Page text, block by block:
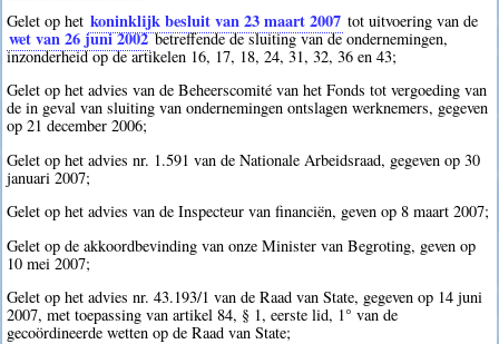
Gelet op het koninklijk besluit van 23 maart 2007 tot uitvoering van de
wet van 26 juni 2002betreffende de sluiting van de ondernemingen,
inzonderheid op de artikelen 16, 17, 18, 24, 31, 32, 36 en 43;
Gelet op het advies van de Beheerscomité van het Fonds tot vergoeding van
de in geval van sluiting van ondernemingen ontslagen werknemers, gegeven
op 21 december 2006;
Gelet op het advies nr. 1.591 van de Nationale Arbeidsraad, gegeven op 30
januari 2007;
Gelet op het advies van de Inspecteur van financiën, geven op 8 maart 2007;
Gelet op de akkoordbevinding van onze Minister van Begroting, geven op
10 mei 2007;
Gelet op het advies nr. 43.193/1 van de Raad van State, gegeven op 14 juni
2007, met toepassing van artikel 84, § 1, eerste lid, 1° van de
gecoördineerde wetten op de Raad van State;